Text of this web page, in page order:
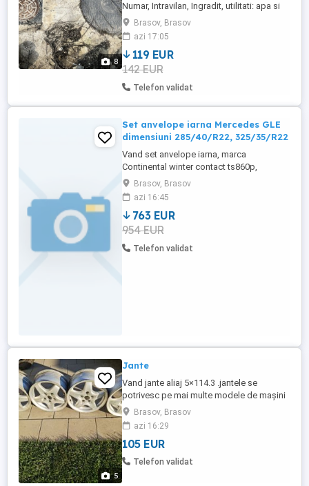
8
Numar, Intravilan, Ingradit, utilitati: apa si
canalizare, PUZ aprobat, Casa de vara pe
teren, piscina, legan rustic - triplu, WC, put
forat de apa, llvada pomi fructiferi, vita de
vie, zmeura, mure, etc. Ideal pentru locuit
sau investiție, tinand cont de conditiile ...
Brasov, Brasov
azi 17:05
119 EUR
142 EUR
Telefon validat
Set anvelope iarna Mercedes GLE
dimensiuni 285/40/R22, 325/35/R22
Vand set anvelope iarna, marca
Continental winter contact ts860p,
dimensiuni fata 285/40/R22- 2 buc,
dimensiuni spate, 325/35/R22- 2buc Pret
5000 Lei Stare anvelope aproape noi
Brasov, Brasov
azi 16:45
763 EUR
954 EUR
Telefon validat
5
Jante
Vand jante aliaj 5×114.3 .jantele se
potrivesc pe mai multe modele de mașini
de teren.
Brasov, Brasov
azi 16:29
105 EUR
Telefon validat